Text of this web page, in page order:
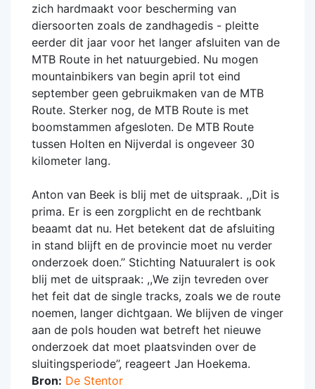
zich hardmaakt voor bescherming van
diersoorten zoals de zandhagedis - pleitte
eerder dit jaar voor het langer afsluiten van de
MTB Route in het natuurgebied. Nu mogen
mountainbikers van begin april tot eind
september geen gebruikmaken van de MTB
Route. Sterker nog, de MTB Route is met
boomstammen afgesloten. De MTB Route
tussen Holten en Nijverdal is ongeveer 30
kilometer lang.
Anton van Beek is blij met de uitspraak. ,,Dit is
prima. Er is een zorgplicht en de rechtbank
beaamt dat nu. Het betekent dat de afsluiting
in stand blijft en de provincie moet nu verder
onderzoek doen.’’ Stichting Natuuralert is ook
blij met de uitspraak: ,,We zijn tevreden over
het feit dat de single tracks, zoals we de route
noemen, langer dichtgaan. We blijven de vinger
aan de pols houden wat betreft het nieuwe
onderzoek dat moet plaatsvinden over de
sluitingsperiode’’, reageert Jan Hoekema.
Bron: De Stentor